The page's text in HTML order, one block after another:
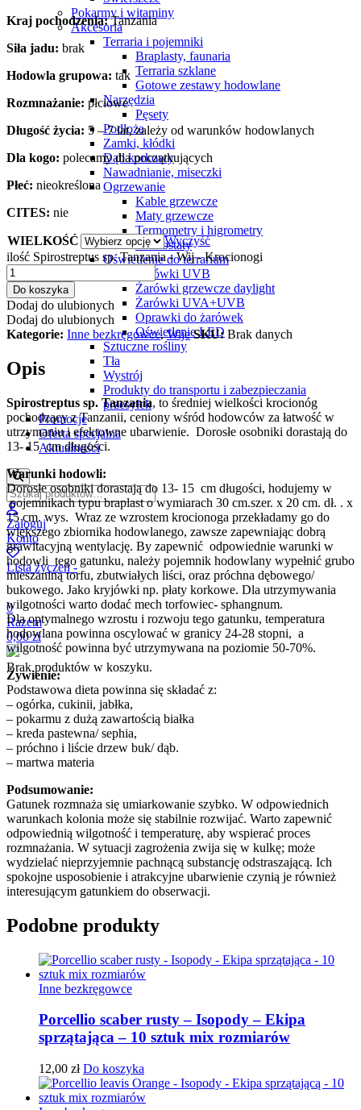
Pokarmy i witaminy
Akcesoria
Terraria i pojemniki
Braplasty, faunaria
Terraria szklane
Gotowe zestawy hodowlane
Narzędzia
Pęsety
Podłoża
Zamki, kłódki
Dąb korkowy
Nawadnianie, miseczki
Ogrzewanie
Kable grzewcze
Maty grzewcze
Termometry i higrometry
Termostaty
Oświetlenie do terrarium
Żarówki UVB
Żarówki grzewcze daylight
Żarówki UVA+UVB
Oprawki do żarówek
Oświetlenie LED
Sztuczne rośliny
Tła
Wystrój
Produkty do transportu i zabezpieczania
przesyłek
Promocje
Oferta specjalna
Aktualności
Zaloguj
Konto
Lista życzeń -
0
Razem
0,00zł
Brak produktów w koszyku.
Kraj pochodzenia:Tanzania
Siła jadu: brak
Hodowla grupowa: tak
Rozmnażanie: płciowe
Długość życia: 5 – 7 lat, zależy od warunków hodowlanych
Dla kogo: polecamy dla początkujących
Płeć: nieokreślona
CITES: nie
WIELKOŚĆ
Wyczyść
ilość Spirostreptus sp. Tanzania - Wij - Krocionogi
Do koszyka
Dodaj do ulubionych
Dodaj do ulubionych
Kategorie: Inne bezkręgowce,Wije SKU: Brak danych
Opis
Spirostreptus sp. Tanzania, to średniej wielkości krocionóg
pochodzący z Tanzanii, ceniony wśród hodowców za łatwość w
utrzymaniu i efektowne ubarwienie. Dorosłe osobniki dorastają do
13- 15 cm długości.
Warunki hodowli:
Dorosłe osobniki dorastają do 13- 15 cm długości, hodujemy w
pojemnikach typu braplast o wymiarach 30 cm.szer. x 20 cm. dł. . x
15 cm. wys. Wraz ze wzrostem krocionoga przekładamy go do
większego zbiornika hodowlanego, zawsze zapewniając dobrą
grawitacyjną wentylację. By zapewnić odpowiednie warunki w
hodowli tego gatunku, należy pojemnik hodowlany wypełnić grubo
mieszaniną torfu, zbutwiałych liści, oraz próchna dębowego/
bukowego. Jako kryjówki np. płaty korkowe. Dla utrzymywania
wilgotności warto dodać mech torfowiec- sphangnum.
Dla optymalnego wzrostu i rozwoju tego gatunku, temperatura
hodowlana powinna oscylować w granicy 24-28 stopni, a
wilgotność powinna być utrzymywana na poziomie 50-70%.
Żywienie:
Podstawowa dieta powinna się składać z:
– ogórka, cukinii, jabłka,
– pokarmu z dużą zawartością białka
– kreda pastewna/ sephia,
– próchno i liście drzew buk/ dąb.
– martwa materia
Podsumowanie:
Gatunek rozmnaża się umiarkowanie szybko. W odpowiednich
warunkach kolonia może się stabilnie rozwijać. Warto zapewnić
odpowiednią wilgotność i temperaturę, aby wspierać proces
rozmnażania. W sytuacji zagrożenia zwija się w kulkę; może
wydzielać nieprzyjemnie pachnącą substancję odstraszającą. Ich
spokojne usposobienie i atrakcyjne ubarwienie czynią je również
interesującym gatunkiem do obserwacji.
Podobne produkty
Inne bezkręgowce
Porcellio scaber rusty – Isopody – Ekipa
sprzątająca – 10 sztuk mix rozmiarów
12,00 zł Do koszyka